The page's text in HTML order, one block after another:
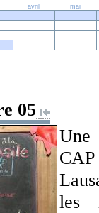
avril
mai
05
Une
les